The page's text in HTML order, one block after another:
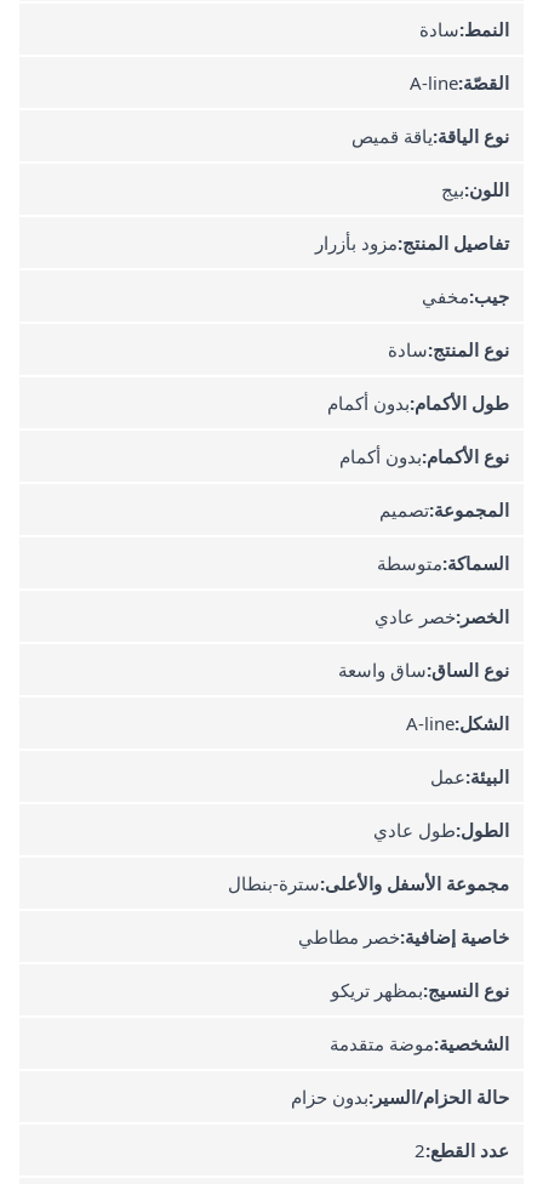
النمط:سادة
القصّة:A-line
نوع الياقة:ياقة قميص
اللون:بيج
تفاصيل المنتج:مزود بأزرار
جيب:مخفي
نوع المنتج:سادة
طول الأكمام:بدون أكمام
نوع الأكمام:بدون أكمام
المجموعة:تصميم
السماكة:متوسطة
الخصر:خصر عادي
نوع الساق:ساق واسعة
الشكل:A-line
البيئة:عمل
الطول:طول عادي
مجموعة الأسفل والأعلى:سترة-بنطال
خاصية إضافية:خصر مطاطي
نوع النسيج:بمظهر تريكو
الشخصية:موضة متقدمة
حالة الحزام/السير:بدون حزام
عدد القطع:2